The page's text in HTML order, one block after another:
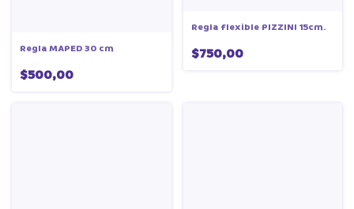
Regla MAPED 30 cm
$500,00
Regla flexible PIZZINI 15cm.
$750,00